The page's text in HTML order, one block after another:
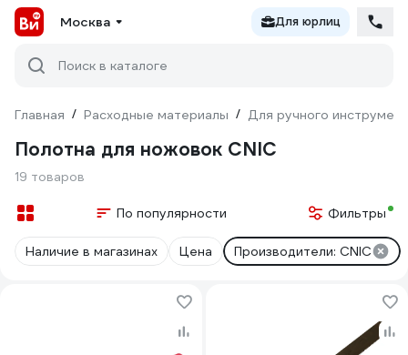
Москва Для юрлиц
Поиск в каталоге
Главная / Расходные материалы / Для ручного
Полотна для ножовок CNIC
19 товаров
По популярности Фильтры
Наличие в магазинах Цена Производители: CNIC